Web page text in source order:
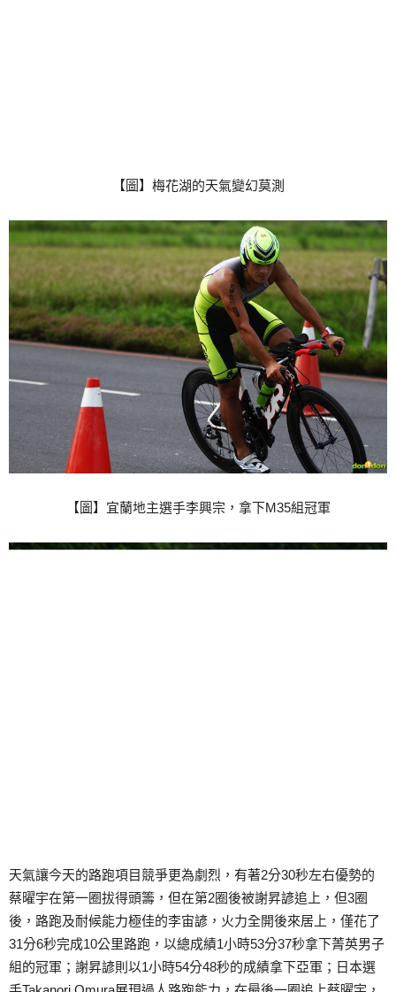
【圖】梅花湖的天氣變幻莫測
【圖】宜蘭地主選手李興宗，拿下M35組冠軍
天氣讓今天的路跑項目競爭更為劇烈，有著2分30秒左右優勢的
蔡曜宇在第一圈拔得頭籌，但在第2圈後被謝昇諺追上，但3圈
後，路跑及耐候能力極佳的李宙諺，火力全開後來居上，僅花了
31分6秒完成10公里路跑，以總成績1小時53分37秒拿下菁英男子
組的冠軍；謝昇諺則以1小時54分48秒的成績拿下亞軍；日本選